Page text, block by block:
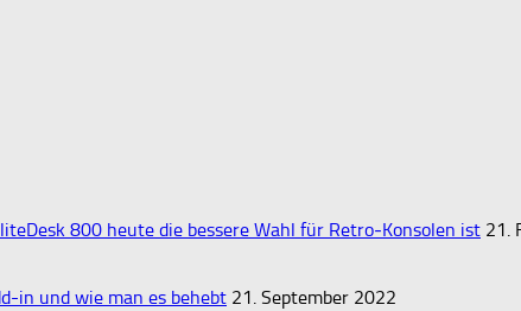
800 heute die bessere Wahl für Retro‑Konsolen ist 21.
in und wie man es behebt 21. September 2022